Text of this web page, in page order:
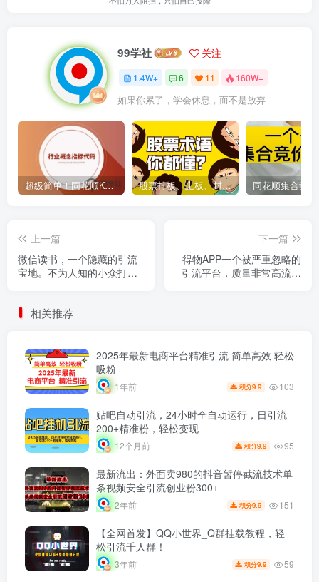
99学社 关注
1.4W+ 6 11 160W+
如果你累了，学会休息，而不是放弃
超级简单！同花顺K线界面显示行业概念指标代码图解 股票打板、上板、封板、翘板、炸板是什么意思？炒股你必须懂的暗语！
上一篇
微信读书，一个隐藏的引流
宝地。不为人知的小众打
下一篇
得物APP一个被严重忽略的
引流平台，质量非常高流量
相关推荐
2025年最新电商平台精准引流 简单高效 轻松
吸粉
1年前 积分9.9 103
贴吧自动引流，24小时全自动运行，日引流
200+精准粉，轻松变现
12个月前 积分9.9 95
最新流出：外面卖980的抖音暂停截流技术单
条视频安全引流创业粉300+
2年前 积分9.9 151
【全网首发】QQ小世界_Q群挂载教程，轻
松引流千人群！
3年前 积分9.9 59